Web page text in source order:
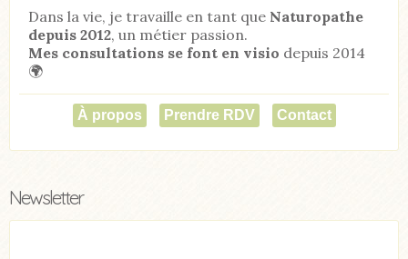
Dans la vie, je travaille en tant que Naturopathe
depuis 2012, un métier passion.
Mes consultations se font en visio depuis 2014
🌍
À propos Prendre RDV Contact
Newsletter